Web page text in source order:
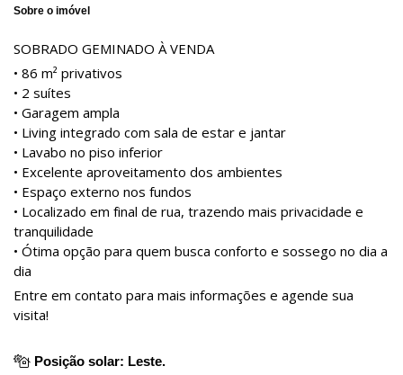
Sobre o imóvel
SOBRADO GEMINADO À VENDA
• 86 m² privativos
• 2 suítes
• Garagem ampla
• Living integrado com sala de estar e jantar
• Lavabo no piso inferior
• Excelente aproveitamento dos ambientes
• Espaço externo nos fundos
• Localizado em final de rua, trazendo mais privacidade e
tranquilidade
• Ótima opção para quem busca conforto e sossego no dia a
dia
Entre em contato para mais informações e agende sua
visita!
Posição solar: Leste.